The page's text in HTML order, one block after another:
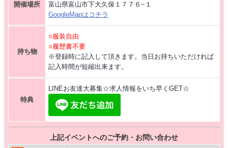
開催場所
富山県富山市下大久保１７７６−１
GoogleMapはコチラ
持ち物
○服装自由
○履歴書不要
※登録時に記入して頂きます。当日お持ちいただければ
記入時間が短縮出来ます。
特典
LINEお友達大募集☆求人情報をいち早くGET☆
上記イベントへのご予約・お問い合わせ